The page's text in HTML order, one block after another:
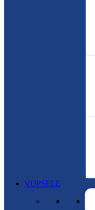
VOPSELE